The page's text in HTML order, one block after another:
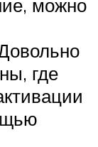
можно
где